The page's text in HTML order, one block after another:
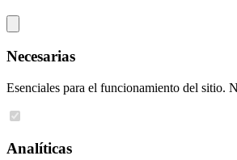
Necesarias
Esenciales para el funcionamiento del sitio.
Analíticas